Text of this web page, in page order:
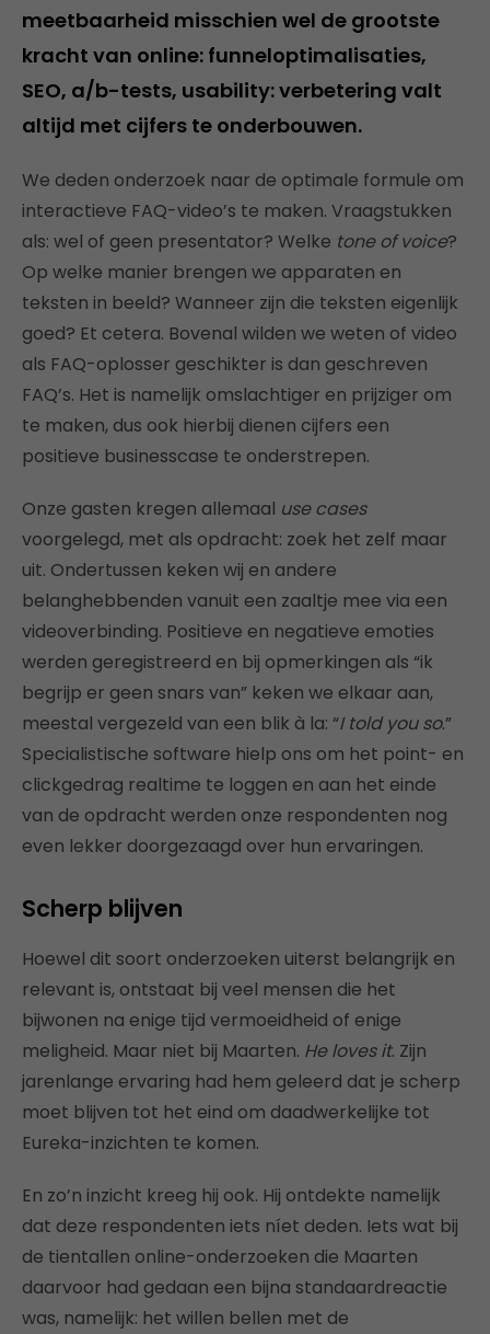
meetbaarheid misschien wel de grootste
kracht van online: funneloptimalisaties,
SEO, a/b-tests, usability: verbetering valt
altijd met cijfers te onderbouwen.
We deden onderzoek naar de optimale formule om
interactieve FAQ-video’s te maken. Vraagstukken
als: wel of geen presentator? Welke tone of voice?
Op welke manier brengen we apparaten en
teksten in beeld? Wanneer zijn die teksten eigenlijk
goed? Et cetera. Bovenal wilden we weten of video
als FAQ-oplosser geschikter is dan geschreven
FAQ’s. Het is namelijk omslachtiger en prijziger om
te maken, dus ook hierbij dienen cijfers een
positieve businesscase te onderstrepen.
Onze gasten kregen allemaal use cases
voorgelegd, met als opdracht: zoek het zelf maar
uit. Ondertussen keken wij en andere
belanghebbenden vanuit een zaaltje mee via een
videoverbinding. Positieve en negatieve emoties
werden geregistreerd en bij opmerkingen als “ik
begrijp er geen snars van” keken we elkaar aan,
meestal vergezeld van een blik à la: “I told you so.”
Specialistische software hielp ons om het point- en
clickgedrag realtime te loggen en aan het einde
van de opdracht werden onze respondenten nog
even lekker doorgezaagd over hun ervaringen.
Scherp blijven
Hoewel dit soort onderzoeken uiterst belangrijk en
relevant is, ontstaat bij veel mensen die het
bijwonen na enige tijd vermoeidheid of enige
meligheid. Maar niet bij Maarten. He loves it. Zijn
jarenlange ervaring had hem geleerd dat je scherp
moet blijven tot het eind om daadwerkelijke tot
Eureka-inzichten te komen.
En zo’n inzicht kreeg hij ook. Hij ontdekte namelijk
dat deze respondenten iets níet deden. Iets wat bij
de tientallen online-onderzoeken die Maarten
daarvoor had gedaan een bijna standaardreactie
was, namelijk: het willen bellen met de